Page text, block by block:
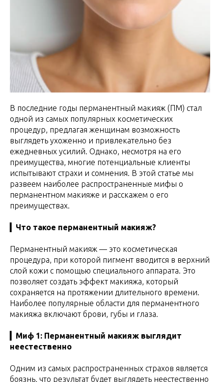
В последние годы перманентный макияж (ПМ) стал
одной из самых популярных косметических
процедур, предлагая женщинам возможность
выглядеть ухоженно и привлекательно без
ежедневных усилий. Однако, несмотря на его
преимущества, многие потенциальные клиенты
испытывают страхи и сомнения. В этой статье мы
развеем наиболее распространенные мифы о
перманентном макияже и расскажем о его
преимуществах.
▎Что такое перманентный макияж?
Перманентный макияж — это косметическая
процедура, при которой пигмент вводится в верхний
слой кожи с помощью специального аппарата. Это
позволяет создать эффект макияжа, который
сохраняется на протяжении длительного времени.
Наиболее популярные области для перманентного
макияжа включают брови, губы и глаза.
▎Миф 1: Перманентный макияж выглядит
неестественно
Одним из самых распространенных страхов является
боязнь, что результат будет выглядеть неестественно